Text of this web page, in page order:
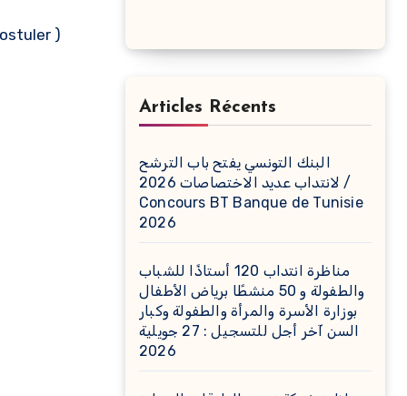
)
Articles Récents
البنك التونسي يفتح باب الترشح
لانتداب عديد الاختصاصات 2026 /
Concours BT Banque de Tunisie
2026
مناظرة انتداب 120 أستاذًا للشباب
والطفولة و 50 منشطًا برياض الأطفال
بوزارة الأسرة والمرأة والطفولة وكبار
السن آخر أجل للتسجيل : 27 جويلية
2026